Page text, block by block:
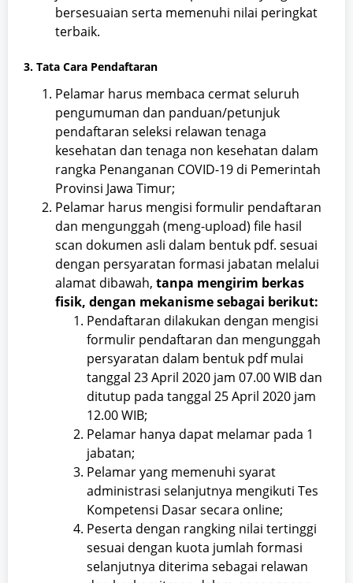
bersesuaian serta memenuhi nilai peringkat
terbaik.
3. Tata Cara Pendaftaran
Pelamar harus membaca cermat seluruh
pengumuman dan panduan/petunjuk
pendaftaran seleksi relawan tenaga
kesehatan dan tenaga non kesehatan dalam
rangka Penanganan COVID-19 di Pemerintah
Provinsi Jawa Timur;
Pelamar harus mengisi formulir pendaftaran
dan mengunggah (meng-upload) file hasil
scan dokumen asli dalam bentuk pdf. sesuai
dengan persyaratan formasi jabatan melalui
alamat dibawah, tanpa mengirim berkas
fisik, dengan mekanisme sebagai berikut:
Pendaftaran dilakukan dengan mengisi
formulir pendaftaran dan mengunggah
persyaratan dalam bentuk pdf mulai
tanggal 23 April 2020 jam 07.00 WIB dan
ditutup pada tanggal 25 April 2020 jam
12.00 WIB;
Pelamar hanya dapat melamar pada 1
jabatan;
Pelamar yang memenuhi syarat
administrasi selanjutnya mengikuti Tes
Kompetensi Dasar secara online;
Peserta dengan rangking nilai tertinggi
sesuai dengan kuota jumlah formasi
selanjutnya diterima sebagai relawan